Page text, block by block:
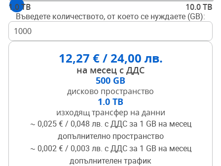
1.0 TB
10.0 TB
Въведете количеството, от което се нуждаете (GB):
12,27 € / 24,00 лв.
на месец с ДДС
500 GB
дисково пространство
1.0 TB
изходящ трансфер на данни
~ 0,025 € / 0,048 лв. с ДДС за 1 GB на месец
допълнително пространство
~ 0,002 € / 0,003 лв. с ДДС за 1 GB на месец
допълнителен трафик